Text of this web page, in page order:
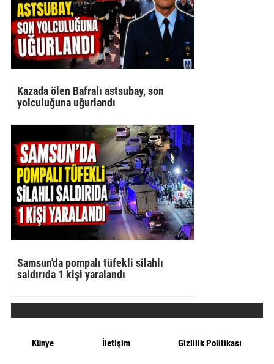
Kazada ölen Bafralı astsubay, son
yolculuğuna uğurlandı
Samsun'da pompalı tüfekli silahlı
saldırıda 1 kişi yaralandı
Künye İletişim Gizlilik Politikası